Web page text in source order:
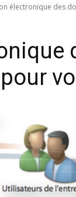
électronique des